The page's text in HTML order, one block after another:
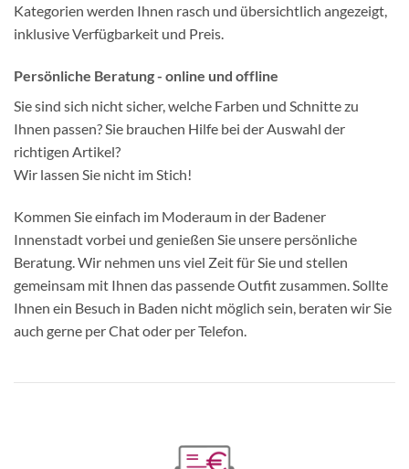
Kategorien werden Ihnen rasch und übersichtlich angezeigt,
inklusive Verfügbarkeit und Preis.
Persönliche Beratung - online und offline
Sie sind sich nicht sicher, welche Farben und Schnitte zu
Ihnen passen? Sie brauchen Hilfe bei der Auswahl der
richtigen Artikel?
Wir lassen Sie nicht im Stich!
Kommen Sie einfach im Moderaum in der Badener
Innenstadt vorbei und genießen Sie unsere persönliche
Beratung. Wir nehmen uns viel Zeit für Sie und stellen
gemeinsam mit Ihnen das passende Outfit zusammen. Sollte
Ihnen ein Besuch in Baden nicht möglich sein, beraten wir Sie
auch gerne per Chat oder per Telefon.